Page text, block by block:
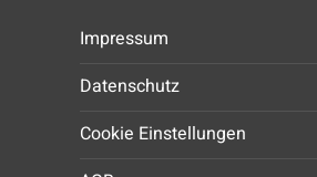
Impressum
Datenschutz
Cookie Einstellungen